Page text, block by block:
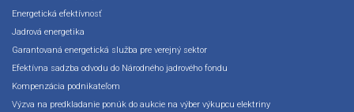
Energetická efektívnosť
Jadrová energetika
Garantovaná energetická služba pre verejný sektor
Efektívna sadzba odvodu do Národného jadrového fondu
Kompenzácia podnikateľom
Výzva na predkladanie ponúk do aukcie na výber výkupcu elektriny